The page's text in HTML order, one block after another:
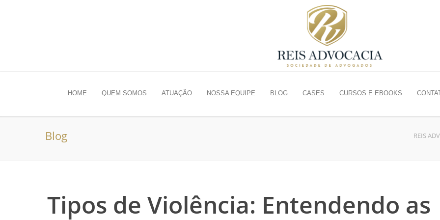
HOME QUEM SOMOS ATUAÇÃO NOSSA EQUIPE BLOG CASES CURSOS E EBOOKS
Blog REIS
Tipos de Violência: Entendendo as